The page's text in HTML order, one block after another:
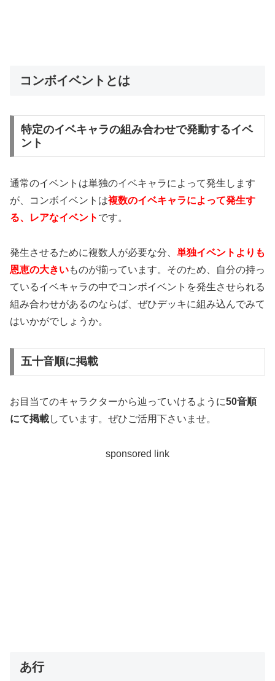
コンボイベントとは
特定のイベキャラの組み合わせで発動するイベ
ント
通常のイベントは単独のイベキャラによって発生します
が、コンボイベントは複数のイベキャラによって発生す
る、レアなイベント です。
発生させるために複数人が必要な分、 単独イベントよりも
恩恵の大きいものが揃っています。そのため、自分の持っ
ているイベキャラの中でコンボイベントを発生させられる
組み合わせがあるのならば、ぜひデッキに組み込んでみて
はいかがでしょうか。
五十音順に掲載
お目当てのキャラクターから辿っていけるように50音順
にて掲載しています。ぜひご活用下さいませ。
sponsored link
あ行